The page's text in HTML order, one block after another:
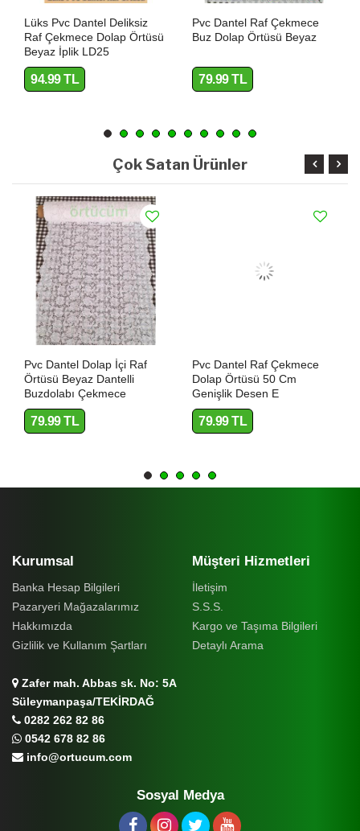
Lüks Pvc Dantel Deliksiz
Raf Çekmece Dolap Örtüsü
Beyaz İplik LD25
94.99 TL
Pvc Dantel Raf Çekmece
Buz Dolap Örtüsü Beyaz
79.99 TL
Çok Satan Ürünler
Pvc Dantel Dolap İçi Raf
Örtüsü Beyaz Dantelli
Buzdolabı Çekmece
Kaymaz Mutfak Sehpa Çok
Amaçlı G
79.99 TL
Pvc Dantel Raf Çekmece
Dolap Örtüsü 50 Cm
Genişlik Desen E
79.99 TL
Kurumsal
Banka Hesap Bilgileri
Pazaryeri Mağazalarımız
Hakkımızda
Gizlilik ve Kullanım Şartları
Müşteri Hizmetleri
İletişim
S.S.S.
Kargo ve Taşıma Bilgileri
Detaylı Arama
Zafer mah. Abbas sk. No: 5A
Süleymanpaşa/TEKİRDAĞ
0282 262 82 86
0542 678 82 86
info@ortucum.com
Sosyal Medya